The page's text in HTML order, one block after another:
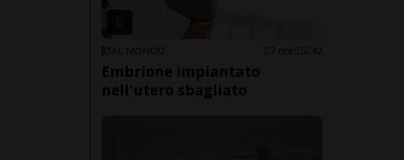
DAL MONDO 7 ore 5 42
Embrione impiantato
nell'utero sbagliato